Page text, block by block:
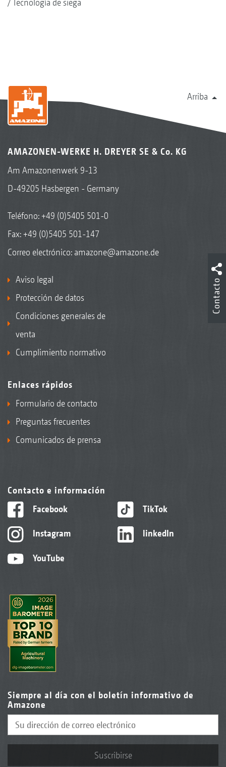
Arriba
AMAZONEN-WERKE H. DREYER SE & Co. KG
Am Amazonenwerk 9-13
D-49205 Hasbergen - Germany
Teléfono:+49 (0)5405 501-0
Fax: +49 (0)5405 501-147
Correo electrónico: amazone@amazone.de
Aviso legal
Protección de datos
Condiciones generales de
venta
Cumplimiento normativo
Enlaces rápidos
Formulario de contacto
Preguntas frecuentes
Comunicados de prensa
Contacto e información
Facebook
Instagram
YouTube
TikTok
linkedIn
Siempre al día con el boletín informativo de
Amazone
Suscribirse
Contacto